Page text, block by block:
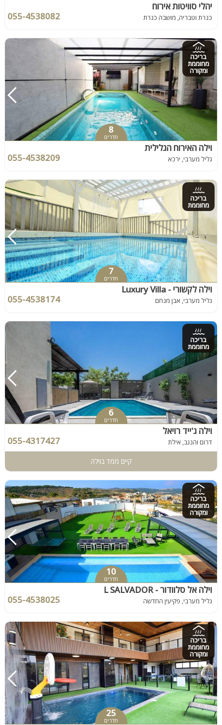
יהלי סוויטות אירוח
כנרת וטבריה, מושבה כנרת 055-4538082
בריכה
מחוממת
ומקורה
8
חדרים
וילה האירוח הגלילית
גליל מערבי, ירכא 055-4538209
בריכה
מחוממת
7
חדרים
וילה לקשורי - Luxury Villa
גליל מערבי, אבן מנחם 055-4538174
בריכה
מחוממת
6
חדרים
וילה ג'ייד רויאל
דרום והנגב, אילת 055-4317427
קיים ממד בוילה
בריכה
מחוממת
ומקורה
10
חדרים
וילה אל סלוודור - L SALVADOR
גליל מערבי, פקיעין החדשה 055-4538025
בריכה
מחוממת
ומקורה
25
חדרים